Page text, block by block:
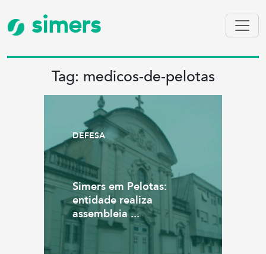
simers
Tag: medicos-de-pelotas
DEFESA
Simers em Pelotas:
entidade realiza
assembleia ...